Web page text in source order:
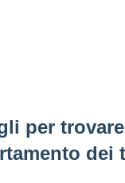
per trovare
dei